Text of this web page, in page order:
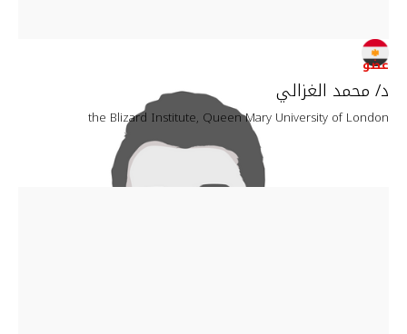
عضو
د/ محمد الغزالي
the Blizard Institute, Queen Mary University of London